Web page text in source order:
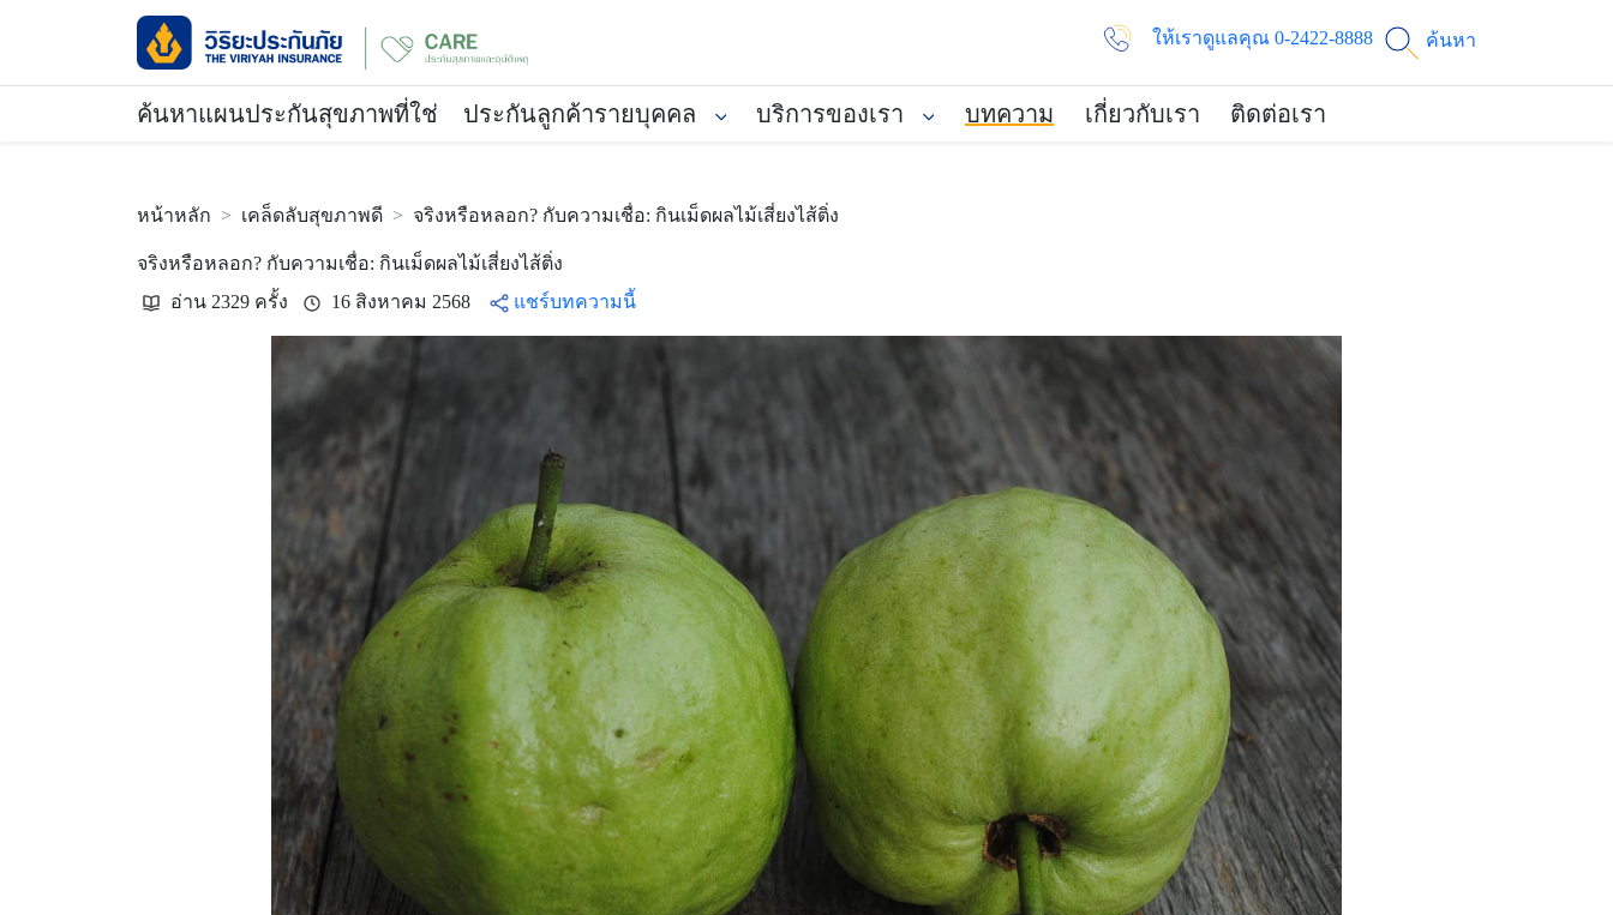
ให้เราดูแลคุณ 0-2422-8888 ค้นหา
ค้นหาแผนประกันสุขภาพที่ใช่ ประกันลูกค้ารายบุคคล บริการของเรา บทความ เกี่ยวกับเรา ติดต่อเรา
หน้าหลัก เคล็ดลับสุขภาพดี จริงหรือหลอก? กับความเชื่อ: กินเม็ดผลไม้เสี่ยงไส้ติ่ง
จริงหรือหลอก? กับความเชื่อ: กินเม็ดผลไม้เสี่ยงไส้ติ่ง
อ่าน 2329 ครั้ง
16 สิงหาคม 2568 แชร์บทความนี้